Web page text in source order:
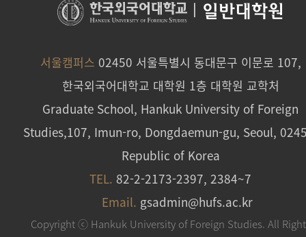
일반대학원
서울캠퍼스 02450 서울특별시 동대문구 이문로 107,
한국외국어대학교 대학원 1층 대학원 교학처
Graduate School, Hankuk University of Foreign
Studies,107, Imun-ro, Dongdaemun-gu, Seoul,
Republic of Korea
TEL. 82-2-2173-2397, 2384~7
Email. gsadmin@hufs.ac.kr
Copyright ⓒ Hankuk University of Foreign Studies. All